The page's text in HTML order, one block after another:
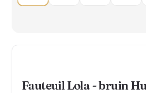
Fauteuil Lola - bruin